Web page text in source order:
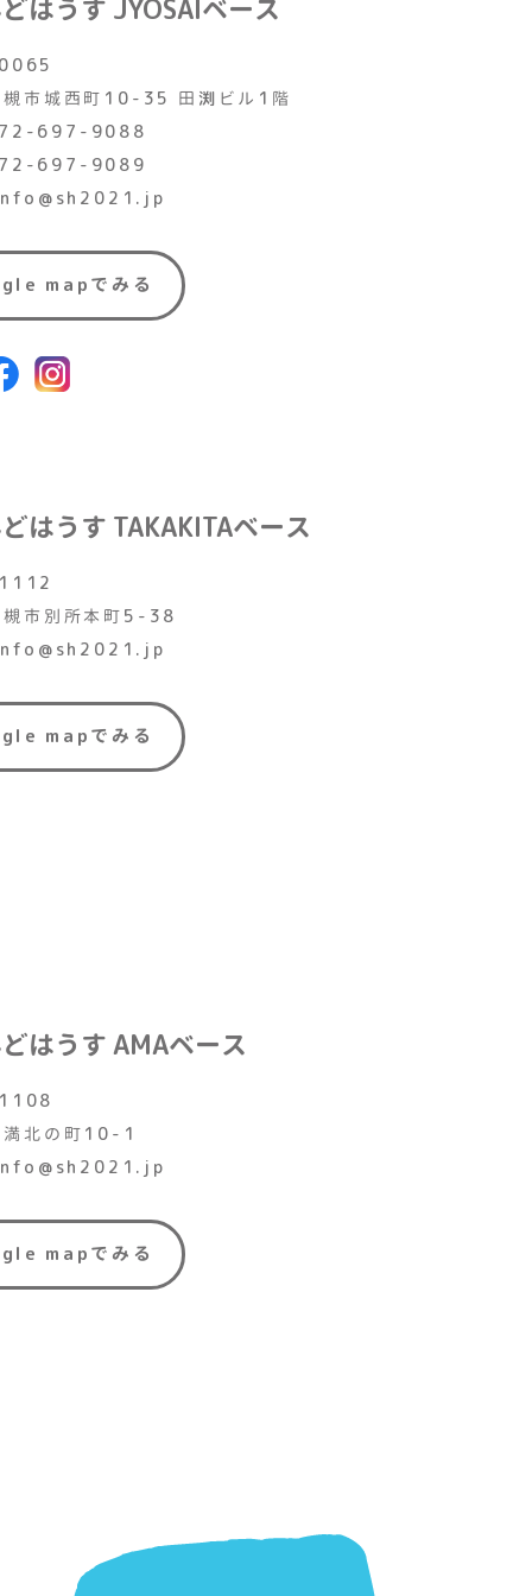
はうす JYOSAIベース
槻市城西町10-35 田渕ビル1階
697-9088
697-9089
mapでみる
はうす TAKAKITAベース
槻市別所本町5-38
mapでみる
はうすAMAベース
満北の町10-1
mapでみる